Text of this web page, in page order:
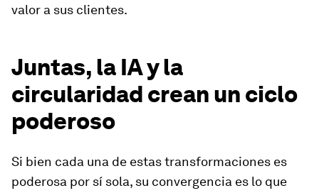
valor a sus clientes.
Juntas, la IA y la
circularidad crean un ciclo
poderoso
Si bien cada una de estas transformaciones es
poderosa por sí sola, su convergencia es lo que